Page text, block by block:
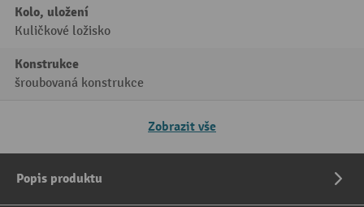
Kolo, uložení
Kuličkové ložisko
Konstrukce
šroubovaná konstrukce
Zobrazit vše
Popis produktu